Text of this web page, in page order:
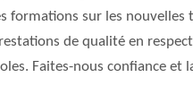
sur les nouvelles
de qualité en
Faites-nous confiance et